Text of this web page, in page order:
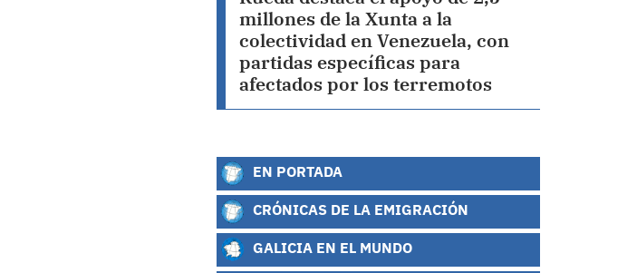
millones de la Xunta a la
colectividad en Venezuela, con
partidas específicas para
afectados por los terremotos
EN PORTADA
CRÓNICAS DE LA EMIGRACIÓN
GALICIA EN EL MUNDO